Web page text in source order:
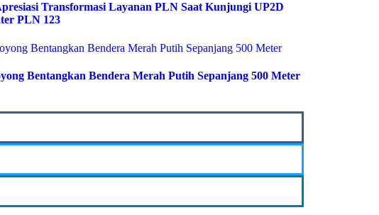
Transformasi Layanan PLN Saat Kunjungi UP2D
PLN 123
Bentangkan Bendera Merah Putih Sepanjang 500 Meter